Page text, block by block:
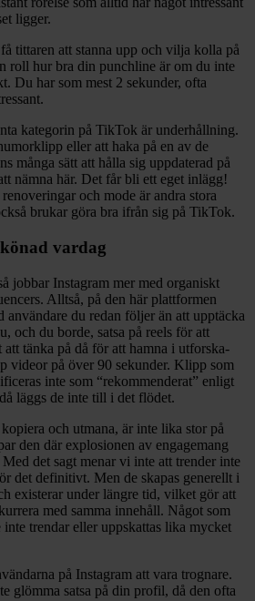
ligger.
tittaren att stanna upp och vilja kolla på
roll hur bra din punchline är om du inte
Du har som mest 2 sekunder, ofta
kategorin på TikTok är underhållning.
eller att haka på en av de
många sätt att hålla sig uppdaterad på
nämna här. Det får bli ett eget inlägg!
och mode är andra stora
brukar göra bra ifrån sig på TikTok.
vardag
jobbar Instagram mer med organiskt
Alltså, på den här plattformen
användare du redan följer än att upptäcka
och du borde, satsa på reels för att
tänka på då för att hamna i utforska-
videor på över 90 sekunder. Klipp som
inte som “rekommenderat” enligt
läggs de inte till i det flödet.
och utmana, är inte lika stor på
den där explosionen av engagemang
det sagt menar vi inte att trender inte
det definitivt. Men de skapas generellt i
existerar under längre tid, vilket gör att
med samma innehåll. Något som
trendar eller uppskattas lika mycket
på Instagram att vara trognare.
glömma satsa på din profil, då den ofta